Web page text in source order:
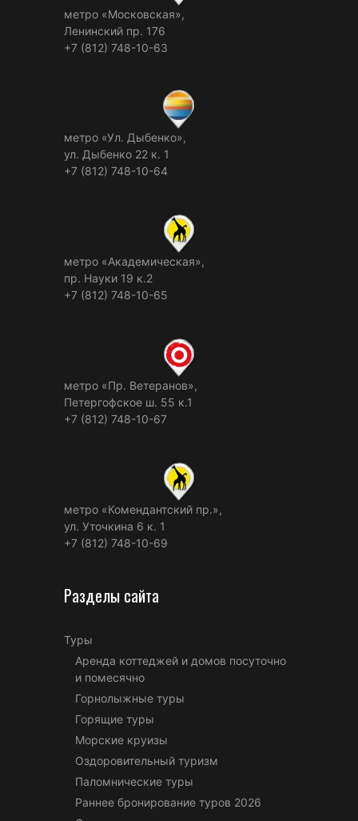
метро «Московская»,
Ленинский пр. 176
+7 (812) 748-10-63
метро «Ул. Дыбенко»,
ул. Дыбенко 22 к. 1
+7 (812) 748-10-64
метро «Академическая»,
пр. Науки 19 к.2
+7 (812) 748-10-65
метро «Пр. Ветеранов»,
Петергофское ш. 55 к.1
+7 (812) 748-10-67
метро «Комендантский пр.»,
ул. Уточкина 6 к. 1
+7 (812) 748-10-69
Разделы сайта
Туры
Аренда коттеджей и домов посуточно
и помесячно
Горнолыжные туры
Горящие туры
Морские круизы
Оздоровительный туризм
Паломнические туры
Раннее бронирование туров 2026